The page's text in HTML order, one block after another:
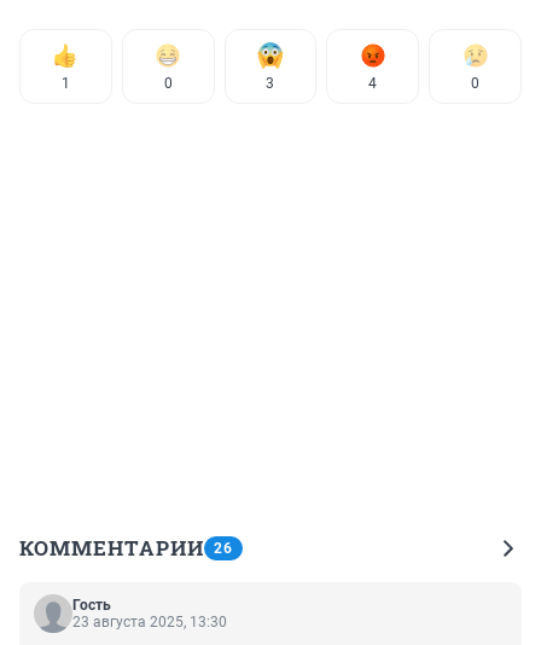
1 0 3 4 0
КОММЕНТАРИИ 26
Гость
23 августа 2025, 13:30